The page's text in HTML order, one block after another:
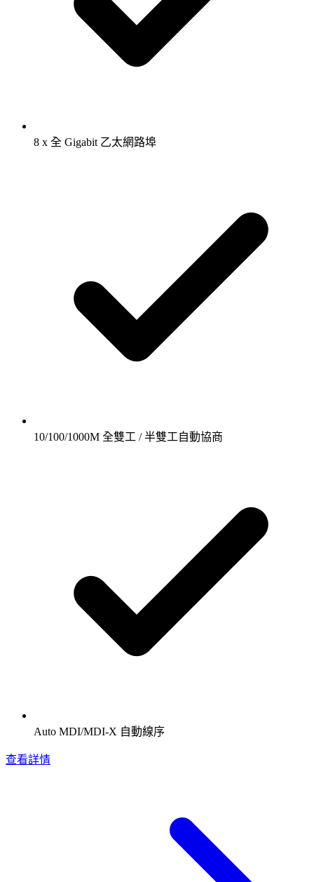
8 x 全 Gigabit 乙太網路埠
10/100/1000M 全雙工 / 半雙工自動協商
Auto MDI/MDI-X 自動線序
查看詳情